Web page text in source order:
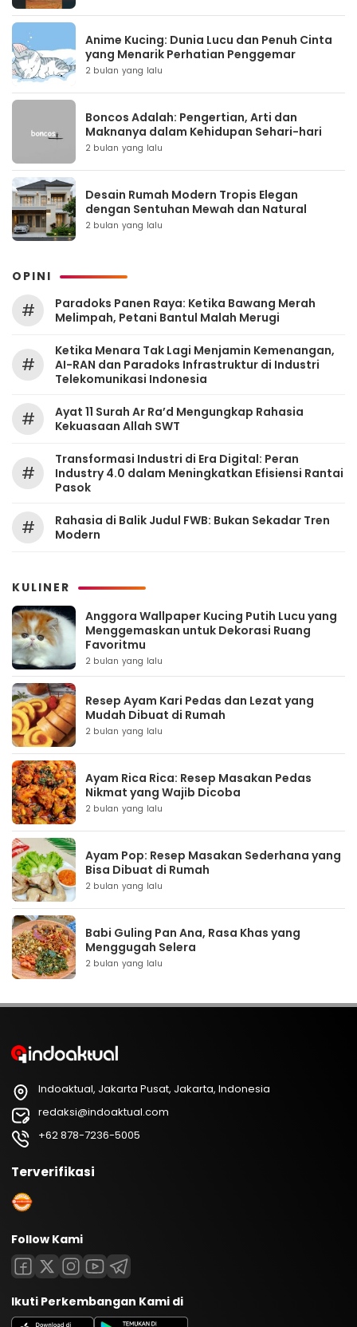
Anime Kucing: Dunia Lucu dan Penuh Cinta
yang Menarik Perhatian Penggemar
2 bulan yang lalu
Boncos Adalah: Pengertian, Arti dan
Maknanya dalam Kehidupan Sehari-hari
2 bulan yang lalu
Desain Rumah Modern Tropis Elegan
dengan Sentuhan Mewah dan Natural
2 bulan yang lalu
OPINI
#
Paradoks Panen Raya: Ketika Bawang Merah
Melimpah, Petani Bantul Malah Merugi
#
Ketika Menara Tak Lagi Menjamin Kemenangan,
AI-RAN dan Paradoks Infrastruktur di Industri
Telekomunikasi Indonesia
#
Ayat 11 Surah Ar Ra’d Mengungkap Rahasia
Kekuasaan Allah SWT
#
Transformasi Industri di Era Digital: Peran
Industry 4.0 dalam Meningkatkan Efisiensi Rantai
Pasok
#
Rahasia di Balik Judul FWB: Bukan Sekadar Tren
Modern
KULINER
Anggora Wallpaper Kucing Putih Lucu yang
Menggemaskan untuk Dekorasi Ruang
Favoritmu
2 bulan yang lalu
Resep Ayam Kari Pedas dan Lezat yang
Mudah Dibuat di Rumah
2 bulan yang lalu
Ayam Rica Rica: Resep Masakan Pedas
Nikmat yang Wajib Dicoba
2 bulan yang lalu
Ayam Pop: Resep Masakan Sederhana yang
Bisa Dibuat di Rumah
2 bulan yang lalu
Babi Guling Pan Ana, Rasa Khas yang
Menggugah Selera
2 bulan yang lalu
Indoaktual, Jakarta Pusat, Jakarta, Indonesia
redaksi@indoaktual.com
+62 878-7236-5005
Terverifikasi
Follow Kami
Ikuti Perkembangan Kami di